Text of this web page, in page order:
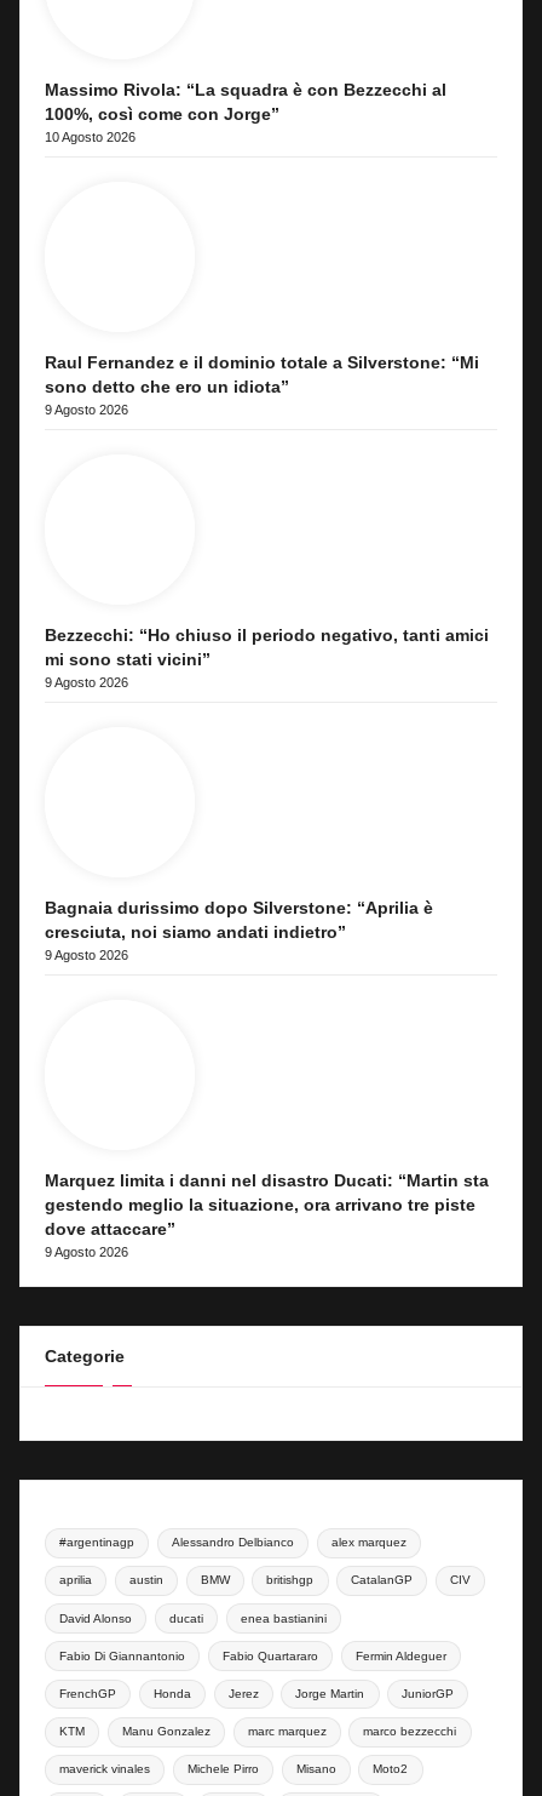
Massimo Rivola: “La squadra è con Bezzecchi al
100%, così come con Jorge”
10 Agosto 2026
Raul Fernandez e il dominio totale a Silverstone: “Mi
sono detto che ero un idiota”
9 Agosto 2026
Bezzecchi: “Ho chiuso il periodo negativo, tanti amici
mi sono stati vicini”
9 Agosto 2026
Bagnaia durissimo dopo Silverstone: “Aprilia è
cresciuta, noi siamo andati indietro”
9 Agosto 2026
Marquez limita i danni nel disastro Ducati: “Martin sta
gestendo meglio la situazione, ora arrivano tre piste
dove attaccare”
9 Agosto 2026
Categorie
#argentinagp Alessandro Delbianco alex marquez
aprilia austin BMW britishgp CatalanGP CIV
David Alonso ducati enea bastianini
Fabio Di Giannantonio Fabio Quartararo Fermin Aldeguer
FrenchGP Honda Jerez Jorge Martin JuniorGP
KTM Manu Gonzalez marc marquez marco bezzecchi
maverick vinales Michele Pirro Misano Moto2